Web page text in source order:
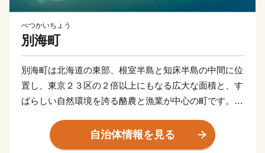
べつかいちょう
別海町
別海町は北海道の東部、根室半島と知床半島の中間に位
置し、東京２３区の２倍以上にもなる広大な面積と、す
ばらしい自然環境を誇る酪農と漁業が中心の町です。
一方、東部には日本最大級の砂嘴（さし）で、ラムサー
ル条約湿地に登録されている「野付半島」や、南部には
自治体情報を見る